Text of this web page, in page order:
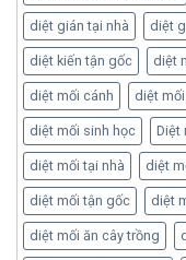
diệt gián tại nhà diệt
diệt kiến tận gốc diệt
diệt mối cánh diệt
diệt mối sinh học Diệt
diệt mối tại nhà diệt
diệt mối tận gốc diệt
diệt mối ăn cây trồng